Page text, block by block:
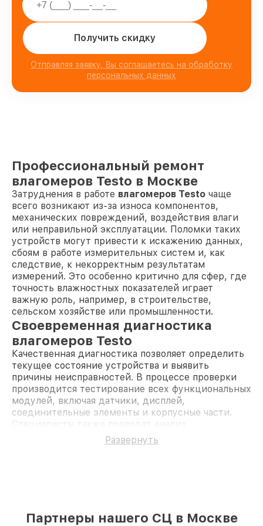
Получить скидку
Отправляя заявку, Вы соглашаетесь на обработку
персональных данных
Профессиональный ремонт
влагомеров Testo в Москве
Затруднения в работе влагомеров Testo чаще
всего возникают из-за износа компонентов,
механических повреждений, воздействия влаги
или неправильной эксплуатации. Поломки таких
устройств могут привести к искажению данных,
сбоям в работе измерительных систем и, как
следствие, к некорректным результатам
измерений. Это особенно критично для сфер, где
точность влажностных показателей играет
важную роль, например, в строительстве,
сельском хозяйстве или промышленности.
Своевременная диагностика
влагомеров Testo
Качественная диагностика позволяет определить
текущее состояние устройства и выявить
причины неисправностей. В процессе проверки
производится тестирование всех функциональных
модулей, включая датчики, дисплей,
соединительные элементы и корпусные части.
Специалисты также проводят анализ
программного обеспечения, чтобы исключить
ошибки в прошивке. Диагностика необходима для
ремонта влагомеров Testo в
Развернуть
Партнеры нашего СЦ в Москве